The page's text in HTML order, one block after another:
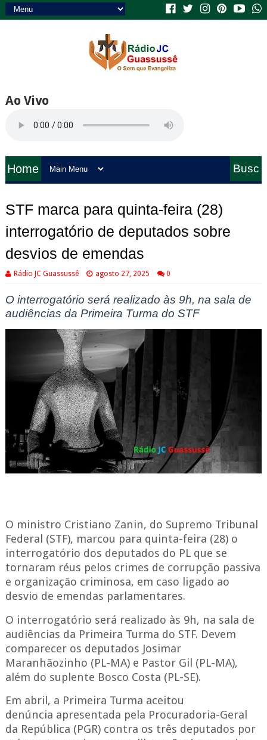
Ao Vivo
Home
Busc
STF marca para quinta-feira (28)
interrogatório de deputados sobre
desvios de emendas
Rádio JC Guassussê agosto 27, 2025 0
O interrogatório será realizado às 9h, na sala de
audiências da Primeira Turma do STF
O ministro Cristiano Zanin, do Supremo Tribunal
Federal (STF), marcou para quinta-feira (28) o
interrogatório dos deputados do PL que se
tornaram réus pelos crimes de corrupção passiva
e organização criminosa, em caso ligado ao
desvio de emendas parlamentares.
O interrogatório será realizado às 9h, na sala de
audiências da Primeira Turma do STF. Devem
comparecer os deputados Josimar
Maranhãozinho (PL-MA) e Pastor Gil (PL-MA),
além do suplente Bosco Costa (PL-SE).
Em abril, a Primeira Turma aceitou
denúncia apresentada pela Procuradoria-Geral
da República (PGR) contra os três deputados por